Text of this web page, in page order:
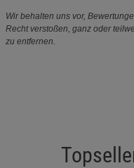
Wir behalten uns vor,
Recht verstoßen, ganz oder
zu entfernen.